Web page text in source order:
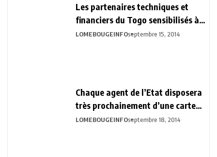
Les partenaires techniques et
financiers du Togo sensibilisés à
la Vision Togo 2030
LOMEBOUGEINFOseptembre 15, 2014
Chaque agent de l’Etat disposera
très prochainement d’une carte
biométrique professionnelle.
LOMEBOUGEINFOseptembre 18, 2014